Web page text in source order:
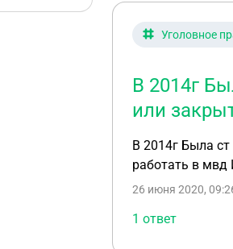
Уголовное
В 2014г
или
В 2014г Была
работать в мвд
26 июня 2020,
1 ответ